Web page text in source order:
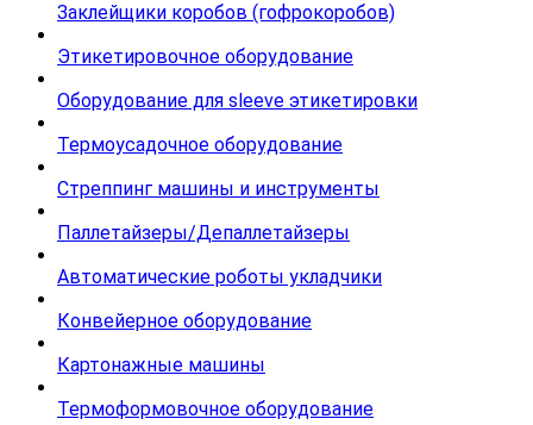
Заклейщики коробов (гофрокоробов)
Этикетировочное оборудование
Оборудование для sleeve этикетировки
Термоусадочное оборудование
Стреппинг машины и инструменты
Паллетайзеры/Депаллетайзеры
Автоматические роботы укладчики
Конвейерное оборудование
Картонажные машины
Термоформовочное оборудование